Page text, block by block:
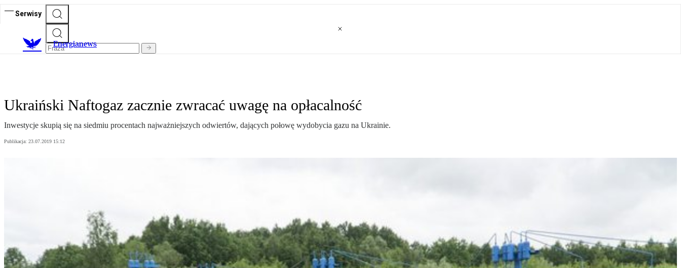
Serwisy
Energianews
Ukraiński Naftogaz zacznie zwracać uwagę na opłacalność
Inwestycje skupią się na siedmiu procentach najważniejszych odwiertów, dających połowę wydobycia gazu na Ukrainie.
Publikacja: 23.07.2019 15:12